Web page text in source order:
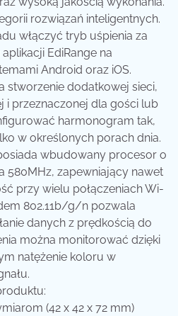
rozwiązań inteligentnych.
włączyć tryb uśpienia za
EdiRange na
Android oraz iOS.
stworzenie dodatkowej sieci,
i przeznaczonej dla gości lub
harmonogram tak,
w określonych porach dnia.
wbudowany procesor o
580MHz, zapewniający nawet
przy wielu połączeniach Wi-
802.11b/g/n pozwala
danych z prędkością do
można monitorować dzięki
natężenie koloru w
(42 x 42 x 72 mm)